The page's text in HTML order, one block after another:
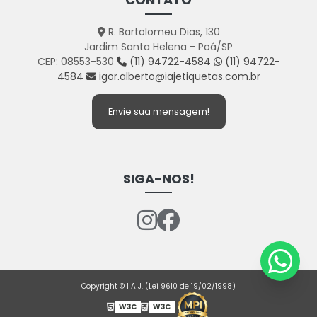
R. Bartolomeu Dias, 130
Jardim Santa Helena - Poá/SP
CEP: 08553-530
(11) 94722-4584
(11) 94722-
4584
igor.alberto@iajetiquetas.com.br
Envie sua mensagem!
SIGA-NOS!
Copyright © I A J. (Lei 9610 de 19/02/1998)
W3C
W3C